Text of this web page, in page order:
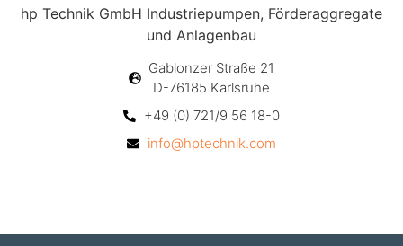
hp Technik GmbH Industriepumpen, Förderaggregate
und Anlagenbau
Gablonzer Straße 21
D-76185 Karlsruhe
+49 (0) 721/9 56 18-0
info@hptechnik.com